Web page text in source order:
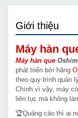
Giới thiệu
Máy hàn
Máy hàn que
phát triển bởi hãng
theo quy trình quản
Chính vì vậy, máy
liên tục mà không
🏆Quảng cáo thì ai